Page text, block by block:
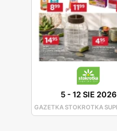
5-12 SIE 2026